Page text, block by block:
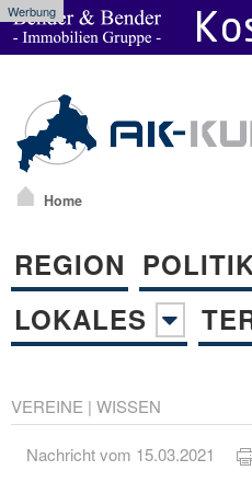
Werbung
Home
REGION
LOKALES
VEREINE | WISSEN
Nachricht vom 15.03.2021